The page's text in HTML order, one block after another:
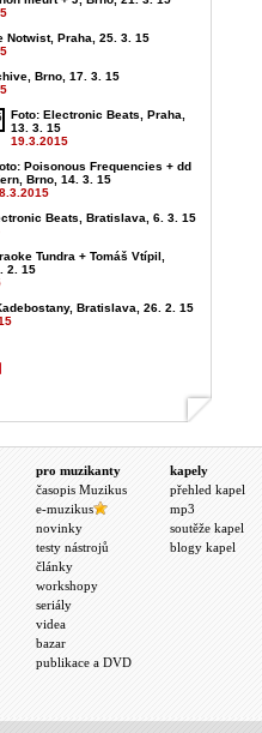
Notwist, Praha, 25. 3. 15
Brno, 17. 3. 15
Foto: Electronic Beats, Praha,
13. 3. 15
19.3.2015
Poisonous Frequencies + dd
Brno, 14. 3. 15
Beats, Bratislava, 6. 3. 15
Tundra + Tomáš Vtípil,
2. 15
Bratislava, 26. 2. 15
pro muzikanty
časopis Muzikus
e-muzikus
novinky
testy nástrojů
články
workshopy
seriály
videa
bazar
publikace a DVD
kapely
přehled kapel
mp3
soutěže kapel
blogy kapel